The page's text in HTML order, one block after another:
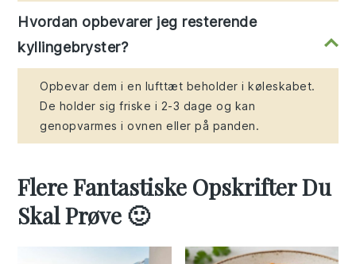
Hvordan opbevarer jeg resterende
kyllingebryster?
Opbevar dem i en lufttæt beholder i køleskabet.
De holder sig friske i 2-3 dage og kan
genopvarmes i ovnen eller på panden.
Flere Fantastiske Opskrifter Du
Skal Prøve 🙂